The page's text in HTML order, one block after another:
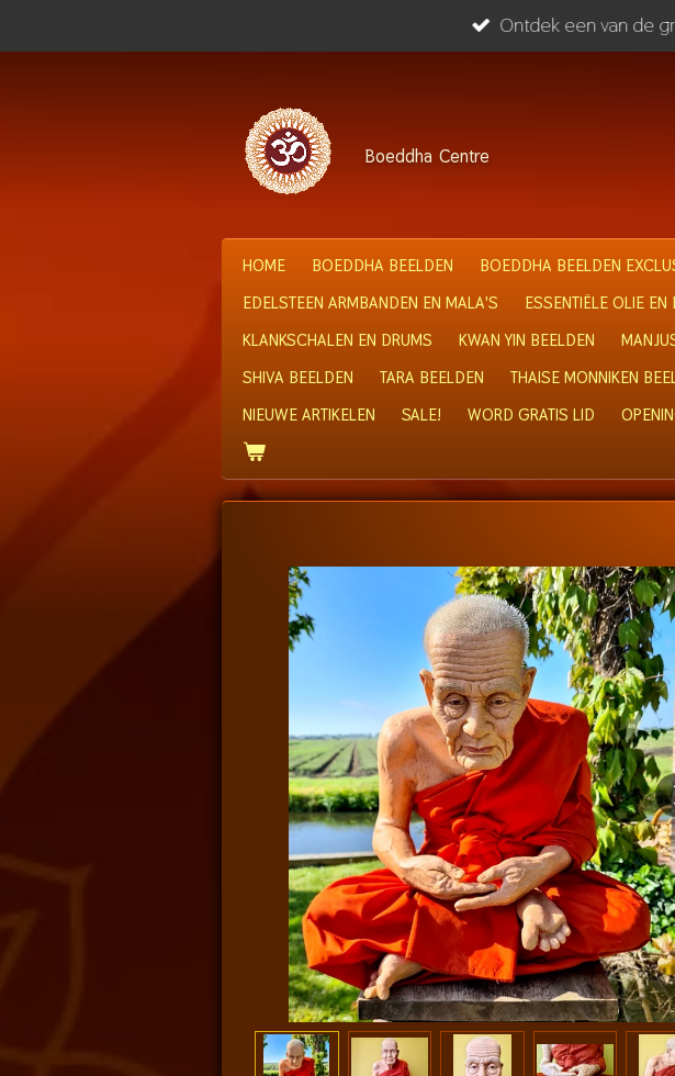
direct
Ontdek een van de
Boeddha Centre
HOME BOEDDHA BEELDEN BOEDDHA BEELDEN
EDELSTEEN ARMBANDEN EN MALA'S
ESSENTIËLE OLIE EN
KLANKSCHALEN EN DRUMS
KWAN YIN BEELDEN
SHIVA BEELDEN
TARA BEELDEN THAISE MONNIKEN
NIEUWE ARTIKELEN
SALE! WORD GRATIS LID